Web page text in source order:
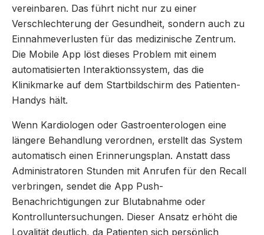
vereinbaren. Das führt nicht nur zu einer
Verschlechterung der Gesundheit, sondern auch zu
Einnahmeverlusten für das medizinische Zentrum.
Die Mobile App löst dieses Problem mit einem
automatisierten Interaktionssystem, das die
Klinikmarke auf dem Startbildschirm des Patienten-
Handys hält.
Wenn Kardiologen oder Gastroenterologen eine
längere Behandlung verordnen, erstellt das System
automatisch einen Erinnerungsplan. Anstatt dass
Administratoren Stunden mit Anrufen für den Recall
verbringen, sendet die App Push-
Benachrichtigungen zur Blutabnahme oder
Kontrolluntersuchungen. Dieser Ansatz erhöht die
Loyalität deutlich, da Patienten sich persönlich